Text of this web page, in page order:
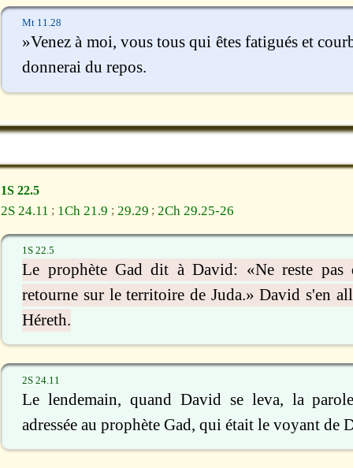
Mt 11.28
»Venez à moi, vous tous qui êtes fatigués et
donnerai du repos.
1S 22.5
2S 24.11 ; 1Ch 21.9 ; 29.29 ; 2Ch 29.25-26
1S 22.5
Le prophète Gad dit à David: «Ne reste pas
retourne sur le territoire de Juda.» David s'en
Héreth.
2S 24.11
Le lendemain, quand David se leva, la
adressée au prophète Gad, qui était le voyant de